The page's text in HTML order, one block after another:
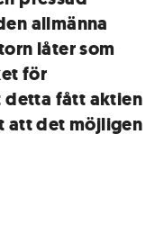
allmänna
låter som
för
detta fått aktien
att det möjligen